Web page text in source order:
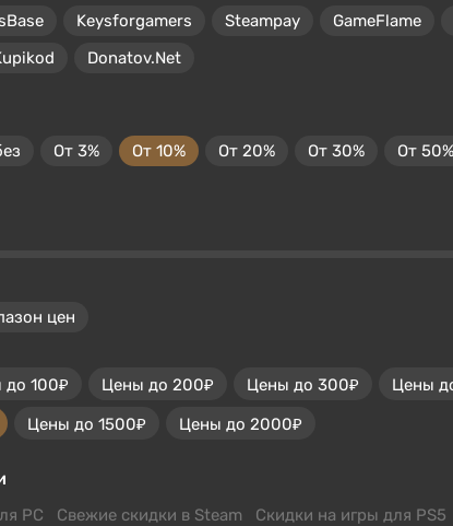
Keysforgamers Steampay GameFlame
Donatov.Net
От 3% От 10% От 20% От 30% От 50%
цен
до 100₽ Цены до 200₽ Цены до 300₽ Цены
Цены до 1500₽ Цены до 2000₽
PC Свежие скидки в Steam Скидки на игры для PS5